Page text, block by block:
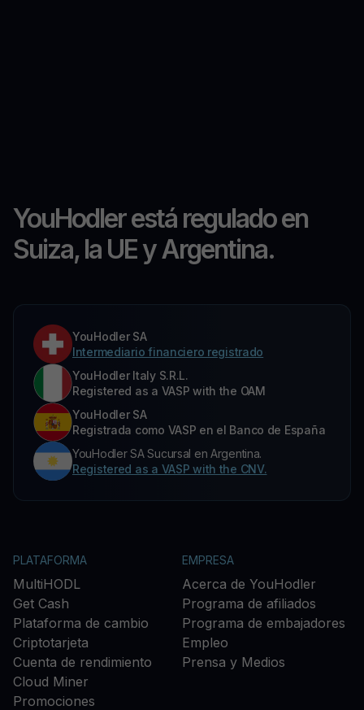
YouHodler está regulado en
Suiza, la UE y Argentina.
YouHodler SA
Intermediario financiero registrado
YouHodler Italy S.R.L.
Registered as a VASP with the OAM
YouHodler SA
Registrada como VASP en el Banco de España
YouHodler SA Sucursal en Argentina.
Registered as a VASP with the CNV.
PLATAFORMA
MultiHODL
Get Cash
Plataforma de cambio
Criptotarjeta
Cuenta de rendimiento
Cloud Miner
Promociones
EMPRESA
Acerca de YouHodler
Programa de afiliados
Programa de embajadores
Empleo
Prensa y Medios